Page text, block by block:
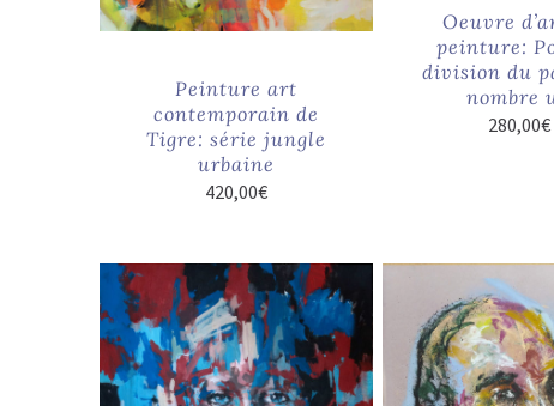
Peinture art
contemporain de
Tigre: série jungle
urbaine
420,00€
Oeuvre
peinture:
division du
nombre
280,00€